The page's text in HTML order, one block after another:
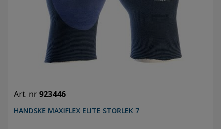
Art. nr 923446
HANDSKE MAXIFLEX ELITE STORLEK 7